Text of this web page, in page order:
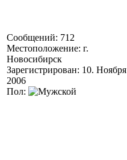
Сообщений: 712
Местоположение: г.
Новосибирск
Зарегистрирован: 10. Ноября
2006
Пол: